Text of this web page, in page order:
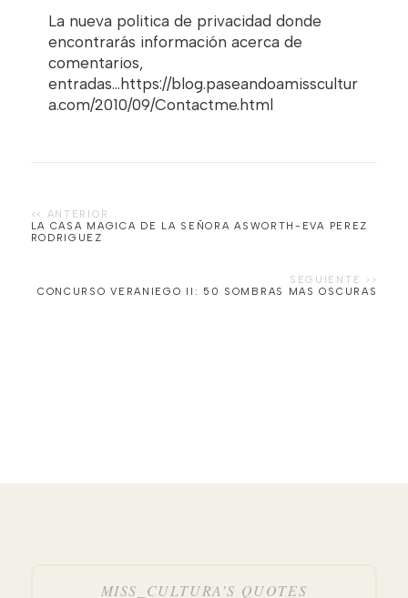
La nueva politica de privacidad donde
encontrarás información acerca de
comentarios,
entradas...https://blog.paseandoamisscultur
a.com/2010/09/Contactme.html
LA CASA MAGICA DE LA SEÑORA ASWORTH-EVA PEREZ
RODRIGUEZ
CONCURSO VERANIEGO II: 50 SOMBRAS MAS OSCURAS
MISS_CULTURA’S QUOTES